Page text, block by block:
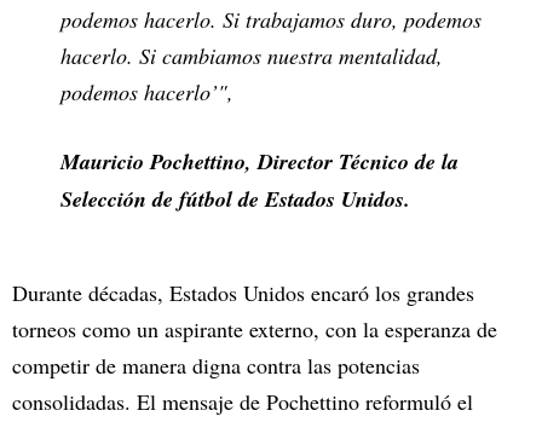
podemos hacerlo. Si trabajamos duro, podemos
hacerlo. Si cambiamos nuestra mentalidad,
podemos hacerlo’",
Mauricio Pochettino, Director Técnico de la
Selección de fútbol de Estados Unidos.
Durante décadas, Estados Unidos encaró los grandes
torneos como un aspirante externo, con la esperanza de
competir de manera digna contra las potencias
consolidadas. El mensaje de Pochettino reformuló el